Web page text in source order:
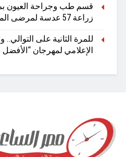
قسم طب وجراحة العيون
زراعة 57 عدسة لمرضى المياه البيضاء
للمرة الثانية على
الإعلامي لمهرجان